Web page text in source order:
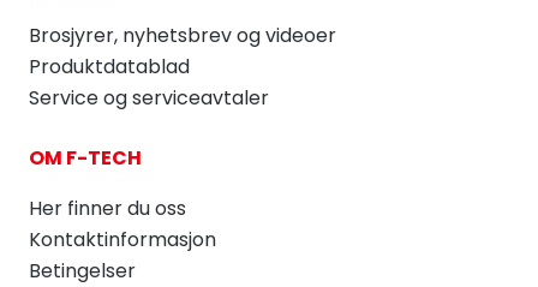
Brosjyrer, nyhetsbrev og videoer
Produktdatablad
Service og serviceavtaler
OM F-TECH
Her finner du oss
Kontaktinformasjon
Betingelser